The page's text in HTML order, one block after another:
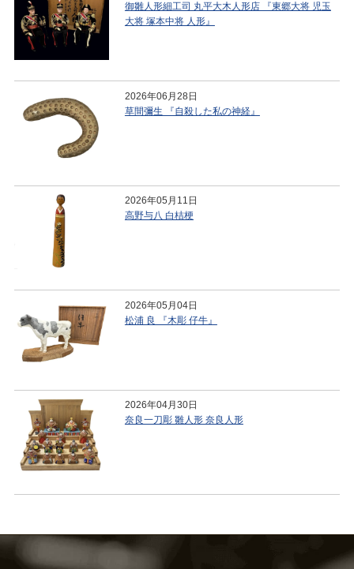
御雛人形細工司 丸平大木人形店 『東郷大将 児玉
大将 塚本中将 人形』
2026年06月28日
草間彌生 『自殺した私の神経』
2026年05月11日
高野与八 白桔梗
2026年05月04日
松浦 良 『木彫 仔牛』
2026年04月30日
奈良一刀彫 雛人形 奈良人形